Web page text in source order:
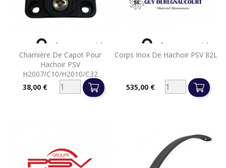
Charnière De Capot Pour
Hachoir PSV
H2007/C10/H2010/C32
Prix38,00 €
 Aperçu rapide
Corps Inox De Hachoir PSV 82L
Prix535,00 €
 Aperçu rapide